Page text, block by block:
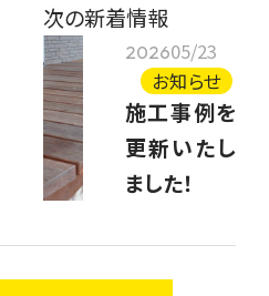
次の新着情報
202605/23
お知らせ
施工事例を
更新いたし
ました！